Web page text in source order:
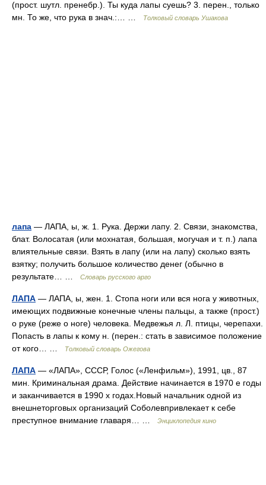
(прост. шутл. пренебр.). Ты куда лапы суешь? 3. перен., только
мн. То же, что рука в знач.:… …
Толковый словарь Ушакова
лапа — ЛАПА, ы, ж. 1. Рука. Держи лапу. 2. Связи, знакомства,
блат. Волосатая (или мохнатая, большая, могучая и т. п.) лапа
влиятельные связи. Взять в лапу (или на лапу) сколько взять
взятку; получить большое количество денег (обычно в
результате… …
Словарь русского арго
ЛАПА — ЛАПА, ы, жен. 1. Стопа ноги или вся нога у животных,
имеющих подвижные конечные члены пальцы, а также (прост.)
о руке (реже о ноге) человека. Медвежья л. Л. птицы, черепахи.
Попасть в лапы к кому н. (перен.: стать в зависимое положение
от кого… …
Толковый словарь Ожегова
ЛАПА — «ЛАПА», СССР, Голос («Ленфильм»), 1991, цв., 87
мин. Криминальная драма. Действие начинается в 1970 е годы
и заканчивается в 1990 х годах.Новый начальник одной из
внешнеторговых организаций Соболевпривлекает к себе
преступное внимание главаря… …
Энциклопедия кино